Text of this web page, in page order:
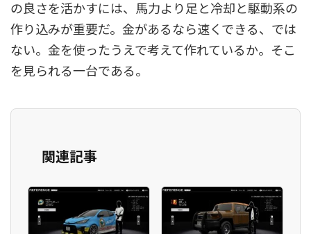
の良さを活かすには、馬力より足と冷却と駆動系の
作り込みが重要だ。金があるなら速くできる、では
ない。金を使ったうえで考えて作れているか。そこ
を見られる一台である。
関連記事